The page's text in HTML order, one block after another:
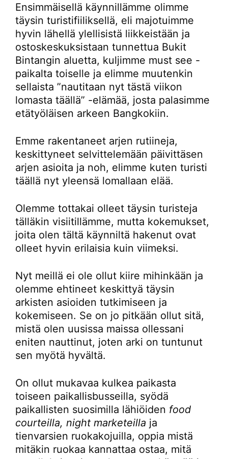
Ensimmäisellä käynnillämme olimme
täysin turistifiiliksellä, eli majotuimme
hyvin lähellä ylellisistä liikkeistään ja
ostoskeskuksistaan tunnettua Bukit
Bintangin aluetta, kuljimme must see -
paikalta toiselle ja elimme muutenkin
sellaista ”nautitaan nyt tästä viikon
lomasta täällä” -elämää, josta palasimme
etätyöläisen arkeen Bangkokiin.
Emme rakentaneet arjen rutiineja,
keskittyneet selvittelemään päivittäsen
arjen asioita ja noh, elimme kuten turisti
täällä nyt yleensä lomallaan elää.
Olemme tottakai olleet täysin turisteja
tälläkin visiitillämme, mutta kokemukset,
joita olen tältä käynniltä hakenut ovat
olleet hyvin erilaisia kuin viimeksi.
Nyt meillä ei ole ollut kiire mihinkään ja
olemme ehtineet keskittyä täysin
arkisten asioiden tutkimiseen ja
kokemiseen. Se on jo pitkään ollut sitä,
mistä olen uusissa maissa ollessani
eniten nauttinut, joten arki on tuntunut
sen myötä hyvältä.
On ollut mukavaa kulkea paikasta
toiseen paikallisbusseilla, syödä
paikallisten suosimilla lähiöiden food
courteilla, night marketeilla ja
tienvarsien ruokakojuilla, oppia mistä
mitäkin ruokaa kannattaa ostaa, mitä